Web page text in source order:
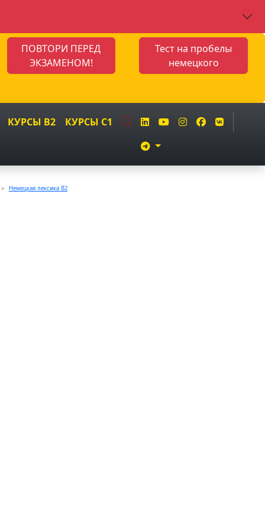
ПОВТОРИ ПЕРЕД
ЭКЗАМЕНОМ!
Тест на пробелы
немецкого
КУРСЫ B2
КУРСЫ C1
Немецкая лексика B2